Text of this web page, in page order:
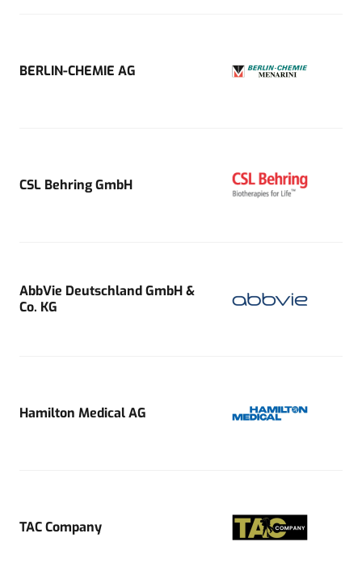
BERLIN-CHEMIE AG
CSL Behring GmbH
AbbVie Deutschland GmbH &
Co. KG
Hamilton Medical AG
TAC Company